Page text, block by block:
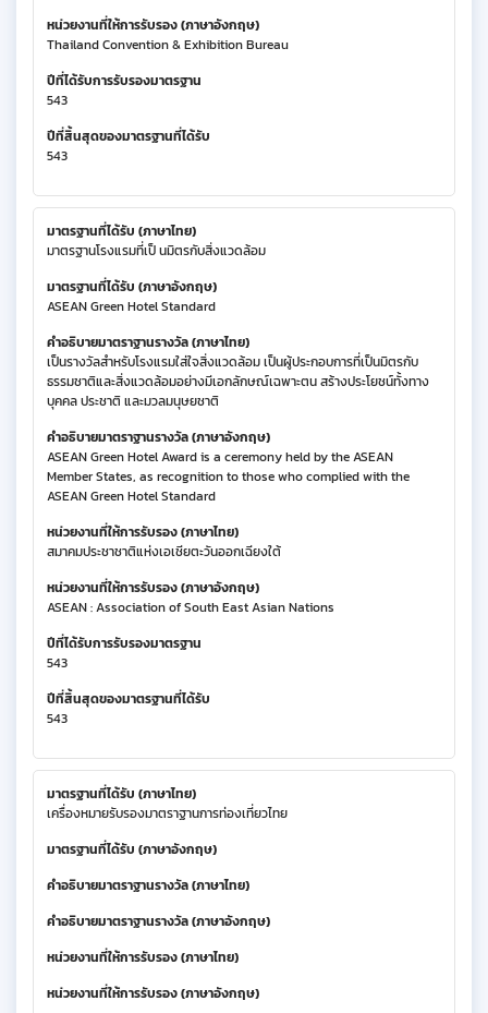
หน่วยงานที่ให้การรับรอง (ภาษาอังกฤษ)
Thailand Convention & Exhibition Bureau
ปีที่ได้รับการรับรองมาตรฐาน
543
ปีที่สิ้นสุดของมาตรฐานที่ได้รับ
543
มาตรฐานที่ได้รับ (ภาษาไทย)
มาตรฐานโรงแรมที่เป็ นมิตรกับสิ่งแวดล้อม
มาตรฐานที่ได้รับ (ภาษาอังกฤษ)
ASEAN Green Hotel Standard
คำอธิบายมาตราฐานรางวัล (ภาษาไทย)
เป็นรางวัลสำหรับโรงแรมใส่ใจสิ่งแวดล้อม เป็นผู้ประกอบการที่เป็นมิตรกับ
ธรรมชาติและสิ่งแวดล้อมอย่างมีเอกลักษณ์เฉพาะตน สร้างประโยชน์ทั้งทาง
บุคคล ประชาติ และมวลมนุษยชาติ
คำอธิบายมาตราฐานรางวัล (ภาษาอังกฤษ)
ASEAN Green Hotel Award is a ceremony held by the ASEAN
Member States, as recognition to those who complied with the
ASEAN Green Hotel Standard
หน่วยงานที่ให้การรับรอง (ภาษาไทย)
สมาคมประชาชาติแห่งเอเชียตะวันออกเฉียงใต้
หน่วยงานที่ให้การรับรอง (ภาษาอังกฤษ)
ASEAN : Association of South East Asian Nations
ปีที่ได้รับการรับรองมาตรฐาน
543
ปีที่สิ้นสุดของมาตรฐานที่ได้รับ
543
มาตรฐานที่ได้รับ (ภาษาไทย)
เครื่องหมายรับรองมาตราฐานการท่องเที่ยวไทย
มาตรฐานที่ได้รับ (ภาษาอังกฤษ)
คำอธิบายมาตราฐานรางวัล (ภาษาไทย)
คำอธิบายมาตราฐานรางวัล (ภาษาอังกฤษ)
หน่วยงานที่ให้การรับรอง (ภาษาไทย)
หน่วยงานที่ให้การรับรอง (ภาษาอังกฤษ)